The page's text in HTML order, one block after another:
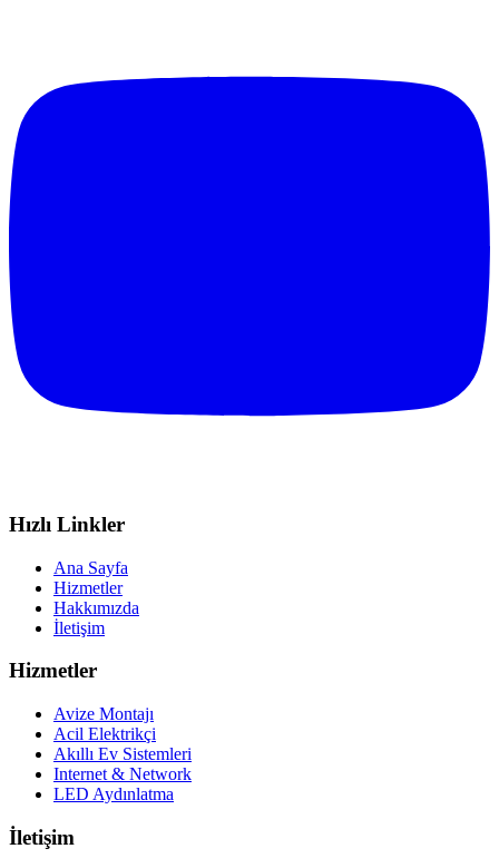
Hızlı Linkler
Ana Sayfa
Hizmetler
Hakkımızda
İletişim
Hizmetler
Avize Montajı
Acil Elektrikçi
Akıllı Ev Sistemleri
Internet & Network
LED Aydınlatma
İletişim